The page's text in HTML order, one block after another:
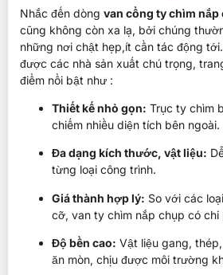
Nhắc đến dòng van cổng ty chìm nắp
cũng không còn xa lạ, bởi chúng
những nơi chật hẹp,ít cần tác động
được các nhà sản xuất chú trọng,
điểm nổi bật như :
Thiết kế nhỏ gọn: Trục ty chìm
chiếm nhiều diện tích bên ngoài.
Đa dạng kích thước, vật liệu:
từng loại công trình.
Giá thành hợp lý: So với các
cỡ, van ty chìm nắp chụp có chi
Độ bền cao: Vật liệu gang,
ăn mòn, chịu được môi trường